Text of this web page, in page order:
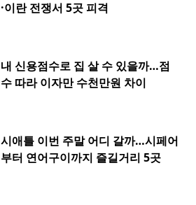
·이란 전쟁서 5곳 피격
내 신용점수로 집 살 수 있을까…점
수 따라 이자만 수천만원 차이
시애틀 이번 주말 어디 갈까…시페어
부터 연어구이까지 즐길거리 5곳